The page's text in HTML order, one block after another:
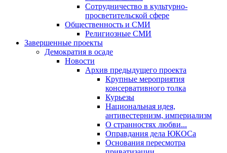
Сотрудничество в культурно-
просветительской сфере
Общественность и СМИ
Религиозные СМИ
Завершенные проекты
Демократия в осаде
Новости
Архив предыдущего проекта
Крупные мероприятия
консервативного толка
Курьезы
Национальная идея,
антивестернизм, империализм
О странностях любви...
Оправдания дела ЮКОСа
Основания пересмотра